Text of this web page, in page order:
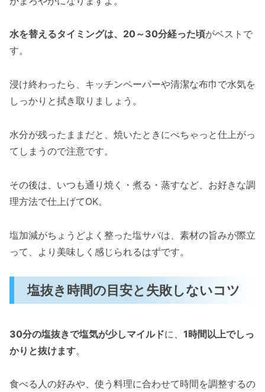
水を替えるタイミングは、20～30分経った頃がベストで
す。
浸け終わったら、キッチンペーパーや清潔な布巾で水気を
しっかりと拭き取りましょう。
水分が残ったままだと、焼いたときにべちゃっと仕上がっ
てしまうので注意です。
その後は、いつも通り焼く・煮る・蒸すなど、お好きな調
理方法で仕上げてOK。
塩加減がちょうどよく整った塩サバは、素材の旨みが際立
って、より美味しく感じられるはずです。
塩抜き時間の目安と失敗しないコツ
30分の塩抜きで塩気が少しマイルドに、 1時間以上でしっ
かりと抜けます。
食べる人の好みや、使う料理に合わせて時間を調整するの